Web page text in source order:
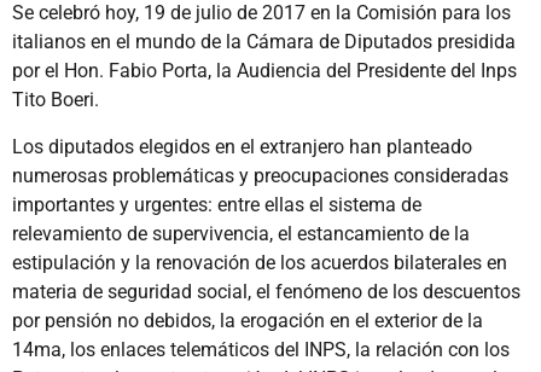
Se celebró hoy, 19 de julio de 2017 en la Comisión para los
italianos en el mundo de la Cámara de Diputados presidida
por el Hon. Fabio Porta, la Audiencia del Presidente del Inps
Tito Boeri.
Los diputados elegidos en el extranjero han planteado
numerosas problemáticas y preocupaciones consideradas
importantes y urgentes: entre ellas el sistema de
relevamiento de supervivencia, el estancamiento de la
estipulación y la renovación de los acuerdos bilaterales en
materia de seguridad social, el fenómeno de los descuentos
por pensión no debidos, la erogación en el exterior de la
14ma, los enlaces telemáticos del INPS, la relación con los